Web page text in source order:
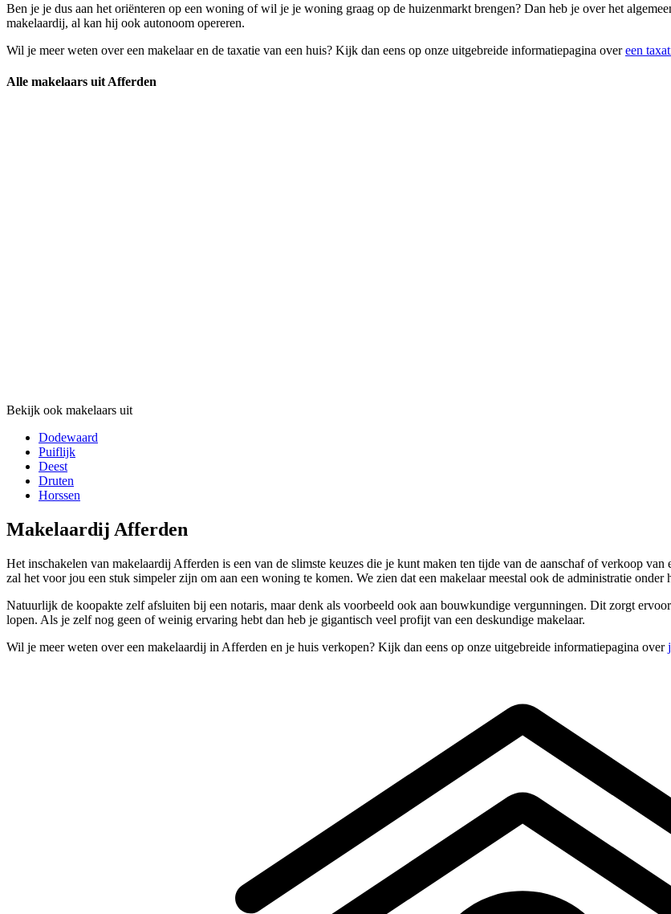
Ben je je dus aan het oriënteren op een woning of wil je je woning graag op de huizenmarkt brengen? Dan heb je over het
makelaardij, al kan hij ook autonoom opereren.
Wil je meer weten over een makelaar en de taxatie van een huis? Kijk dan eens op onze uitgebreide informatiepagina overeen
Alle makelaars uit Afferden
Bekijk ook makelaars uit
Dodewaard
Puiflijk
Deest
Druten
Horssen
Makelaardij Afferden
Het inschakelen van makelaardij Afferden is een van de slimste keuzes die je kunt maken ten tijde van de aanschaf of verkoop
zal het voor jou een stuk simpeler zijn om aan een woning te komen. We zien dat een makelaar meestal ook de administratie
Natuurlijk de koopakte zelf afsluiten bij een notaris, maar denk als voorbeeld ook aan bouwkundige vergunningen. Dit zorgt
lopen. Als je zelf nog geen of weinig ervaring hebt dan heb je gigantisch veel profijt van een deskundige makelaar.
Wil je meer weten over een makelaardij in Afferden en je huis verkopen? Kijk dan eens op onze uitgebreide informatiepagina over